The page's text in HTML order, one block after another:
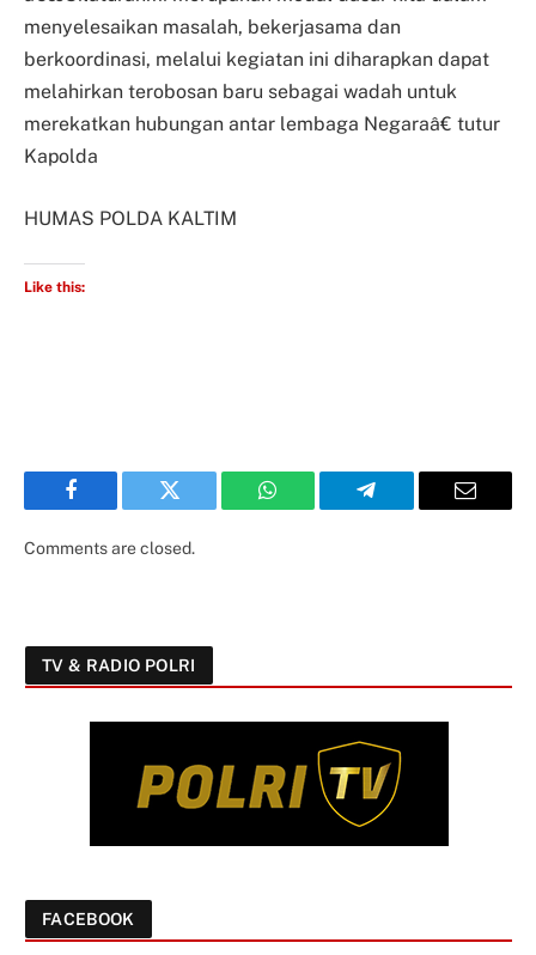
menyelesaikan masalah, bekerjasama dan
berkoordinasi, melalui kegiatan ini diharapkan dapat
melahirkan terobosan baru sebagai wadah untuk
merekatkan hubungan antar lembaga Negaraâ€ tutur
Kapolda
HUMAS POLDA KALTIM
Like this:
Facebook Twitter WhatsApp Telegram Email
Comments are closed.
TV & RADIO POLRI
FACEBOOK